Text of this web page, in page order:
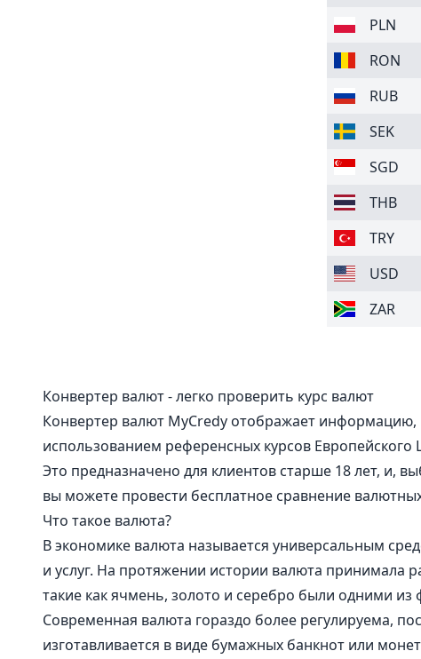
PLN
RON
RUB
SEK
SGD
THB
TRY
USD
ZAR
Конвертер валют - легко проверить курс валют
Конвертер валют MyCredy отображает информацию,
использованием референсных курсов Европейского
Это предназначено для клиентов старше 18 лет, и,
вы можете провести бесплатное сравнение
Что такое валюта?
В экономике валюта называется универсальным
и услуг. На протяжении истории валюта принимала
такие как ячмень, золото и серебро были одними
Современная валюта гораздо более регулируема,
изготавливается в виде бумажных банкнот или